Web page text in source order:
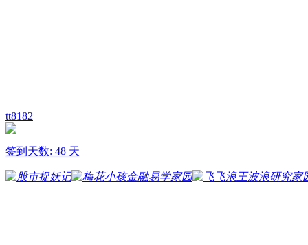
tt8182
签到天数: 48 天